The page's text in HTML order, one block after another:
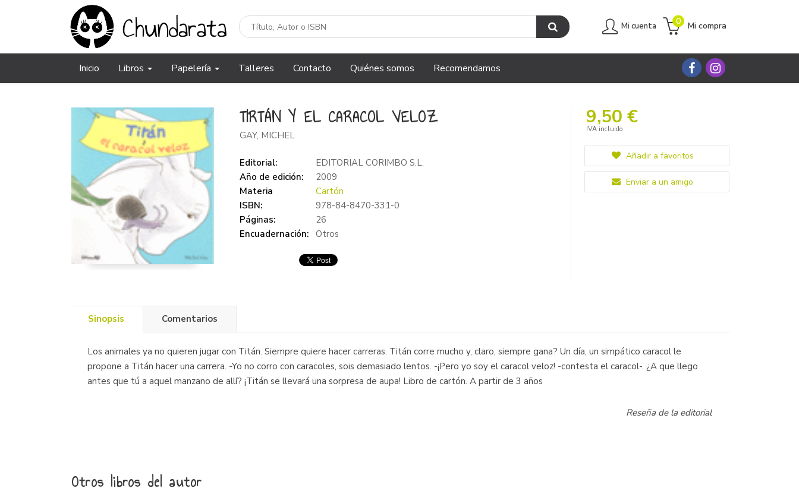
Mi cuenta Mi compra
0
Inicio Libros Papelería Talleres Contacto Quiénes somos Recomendamos
TIRTÁN Y EL CARACOL VELOZ
GAY, MICHEL
Editorial:
EDITORIAL CORIMBO S.L.
Año de edición:
2009
Materia
Cartón
ISBN:
978-84-8470-331-0
Páginas:
26
Encuadernación:
Otros
9,50 €
IVA incluido
Añadir a favoritos
Enviar a un amigo
Sinopsis Comentarios
Los animales ya no quieren jugar con Titán. Siempre quiere hacer carreras. Titán corre mucho y, claro, siempre gana? Un día, un simpático caracol le
propone a Titán hacer una carrera. -Yo no corro con caracoles, sois demasiado lentos. -¡Pero yo soy el caracol veloz! -contesta el caracol-. ¿A que llego
antes que tú a aquel manzano de allí? ¡Titán se llevará una sorpresa de aupa! Libro de cartón. A partir de 3 años
Reseña de la editorial
Otros libros del autor